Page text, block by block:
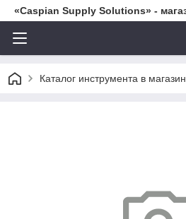
«Caspian Supply Solutions» -
Каталог инструмента в